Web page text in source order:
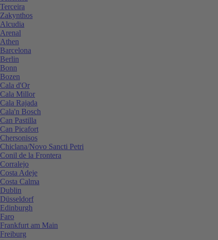
Terceira
Zakynthos
Alcudia
Arenal
Athen
Barcelona
Berlin
Bonn
Bozen
Cala d'Or
Cala Millor
Cala Rajada
Cala'n Bosch
Can Pastilla
Can Picafort
Chersonisos
Chiclana/Novo Sancti Petri
Conil de la Frontera
Corralejo
Costa Adeje
Costa Calma
Dublin
Düsseldorf
Edinburgh
Faro
Frankfurt am Main
Freiburg